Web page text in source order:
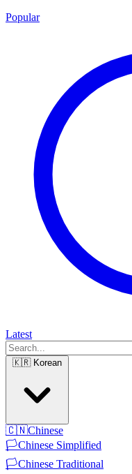
Popular
Latest
🇰🇷 Korean
🇨🇳Chinese
🏳️Chinese Simplified
🏳️Chinese Traditional